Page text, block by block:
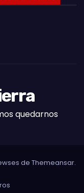
quedarnos
de Themeansar.